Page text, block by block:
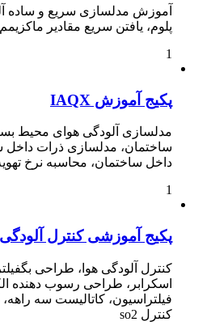
آموزش مدلسازی سریع و ساده
پلوم، یافتن سریع مقادیر
1
پکیج آموزش IAQX
ساختمان، مدلسازی ذرات داخل
داخل ساختمان، محاسبه نرخ
1
پکیج آموزشی کنترل آلودگی
کنترل آلودگی هوا، طراحی
اسکرابر، طراحی رسوب دهنده
کنترل so2